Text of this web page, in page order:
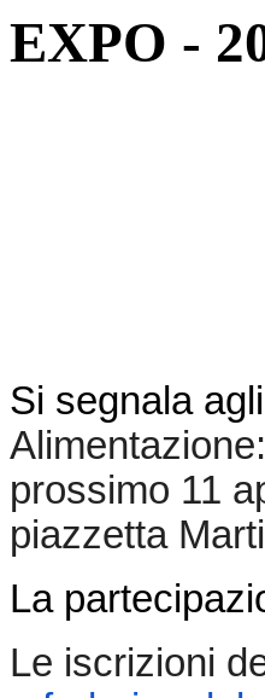
EXPO -
Si segnala
prossimo 11
piazzetta
La
Le iscrizioni